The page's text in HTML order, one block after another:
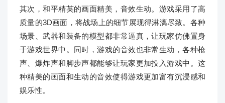
其次，和平精英的画面精美，音效生动。游戏采用了高
质量的3D画面，将战场上的细节展现得淋漓尽致。各种
场景、武器和装备的模型都非常逼真，让玩家仿佛置身
于游戏世界中。同时，游戏的音效也非常生动，各种枪
声、爆炸声和脚步声都能够让玩家更加投入游戏中。这
种精美的画面和生动的音效使得游戏更加富有沉浸感和
娱乐性。